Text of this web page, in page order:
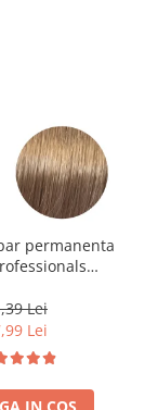
permanenta
Natural, 60
ml
Lei
Lei